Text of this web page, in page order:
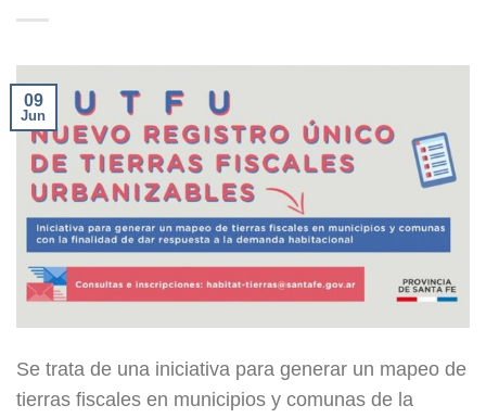
09
Jun
Se trata de una iniciativa para generar un mapeo de
tierras fiscales en municipios y comunas de la